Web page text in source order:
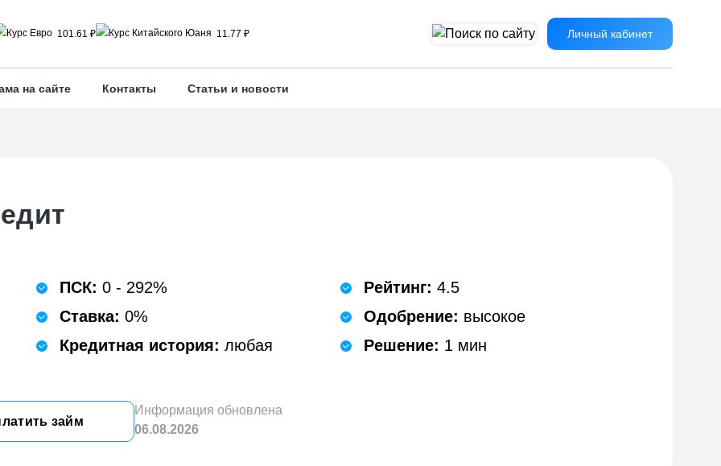
101.61 ₽ 11.77 ₽ Личный кабинет
на сайте Контакты Статьи и новости
ПСК: 0 - 292%
Ставка: 0%
Кредитная история: любая
Рейтинг: 4.5
Одобрение: высокое
Решение: 1 мин
займ
Информация обновлена
06.08.2026